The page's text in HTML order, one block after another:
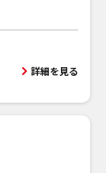
詳細を見る